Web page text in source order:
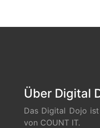
Über Digital
Das Digital Dojo
von COUNT IT.